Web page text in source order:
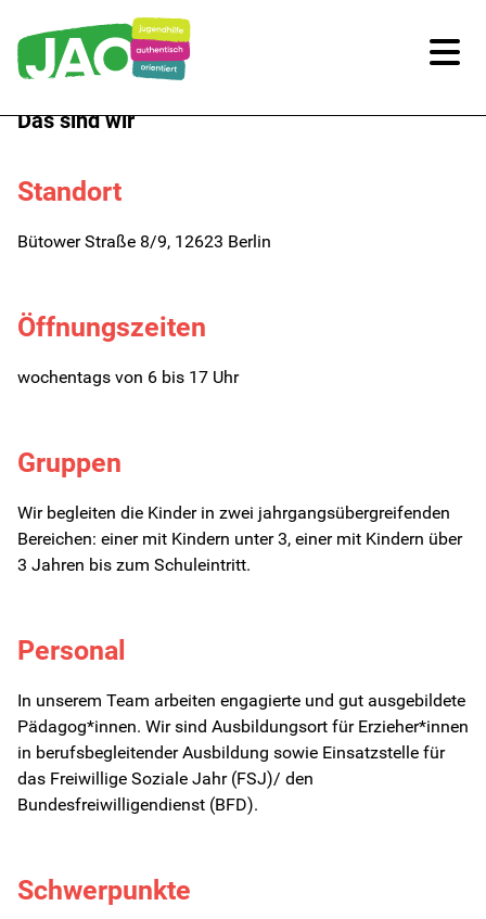
Unsere Kitas
Kitas im Überblick
Kitaplatz-Anfrage
Digitale Bildung
Kita-Sozialarbeit
Für Familien
Für Kinder/Jugendliche
Freiwilligendienste
In Schule
Das sind wir
Standort
Bütower Straße 8/9, 12623 Berlin
Öffnungszeiten
wochentags von 6 bis 17 Uhr
Gruppen
Wir begleiten die Kinder in zwei jahrgangsübergreifenden
Bereichen: einer mit Kindern unter 3, einer mit Kindern über
3 Jahren bis zum Schuleintritt.
Personal
In unserem Team arbeiten engagierte und gut ausgebildete
Pädagog*innen. Wir sind Ausbildungsort für Erzieher*innen
in berufsbegleitender Ausbildung sowie Einsatzstelle für
das Freiwillige Soziale Jahr (FSJ)/ den
Bundesfreiwilligendienst (BFD).
Schwerpunkte